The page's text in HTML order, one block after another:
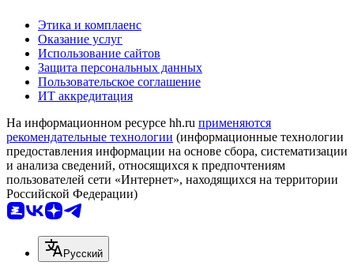
Этика и комплаенс
Оказание услуг
Использование сайтов
Защита персональных данных
Пользовательское соглашение
ИТ аккредитация
На информационном ресурсе hh.ru применяются
рекомендательные технологии (информационные технологии
предоставления информации на основе сбора, систематизации
и анализа сведений, относящихся к предпочтениям
пользователей сети «Интернет», находящихся на территории
Российской Федерации)
Русский